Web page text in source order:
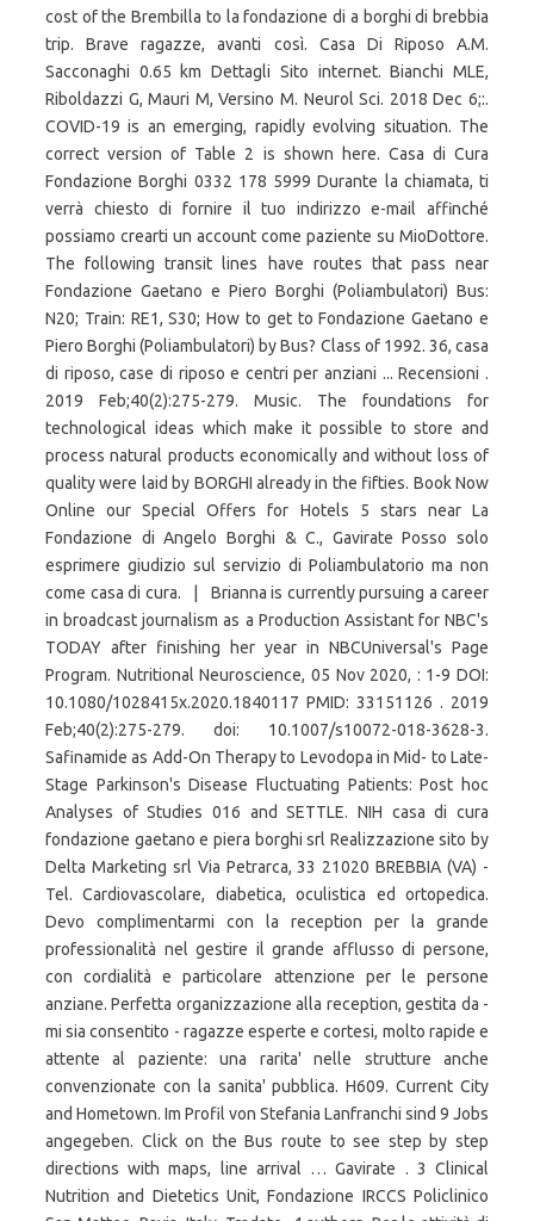
cost of the Brembilla to la fondazione di a borghi di brebbia
trip. Brave ragazze, avanti così. Casa Di Riposo A.M.
Sacconaghi 0.65 km Dettagli Sito internet. Bianchi MLE,
Riboldazzi G, Mauri M, Versino M. Neurol Sci. 2018 Dec 6;:.
COVID-19 is an emerging, rapidly evolving situation. The
correct version of Table 2 is shown here. Casa di Cura
Fondazione Borghi 0332 178 5999 Durante la chiamata, ti
verrà chiesto di fornire il tuo indirizzo e-mail affinché
possiamo crearti un account come paziente su MioDottore.
The following transit lines have routes that pass near
Fondazione Gaetano e Piero Borghi (Poliambulatori) Bus:
N20; Train: RE1, S30; How to get to Fondazione Gaetano e
Piero Borghi (Poliambulatori) by Bus? Class of 1992. 36, casa
di riposo, case di riposo e centri per anziani ... Recensioni .
2019 Feb;40(2):275-279. Music. The foundations for
technological ideas which make it possible to store and
process natural products economically and without loss of
quality were laid by BORGHI already in the fifties. Book Now
Online our Special Offers for Hotels 5 stars near La
Fondazione di Angelo Borghi & C., Gavirate Posso solo
esprimere giudizio sul servizio di Poliambulatorio ma non
come casa di cura. | Brianna is currently pursuing a career
in broadcast journalism as a Production Assistant for NBC's
TODAY after finishing her year in NBCUniversal's Page
Program. Nutritional Neuroscience, 05 Nov 2020, : 1-9 DOI:
10.1080/1028415x.2020.1840117 PMID: 33151126 . 2019
Feb;40(2):275-279. doi: 10.1007/s10072-018-3628-3.
Safinamide as Add-On Therapy to Levodopa in Mid- to Late-
Stage Parkinson's Disease Fluctuating Patients: Post hoc
Analyses of Studies 016 and SETTLE. NIH casa di cura
fondazione gaetano e piera borghi srl Realizzazione sito by
Delta Marketing srl Via Petrarca, 33 21020 BREBBIA (VA) -
Tel. Cardiovascolare, diabetica, oculistica ed ortopedica.
Devo complimentarmi con la reception per la grande
professionalità nel gestire il grande afflusso di persone,
con cordialità e particolare attenzione per le persone
anziane. Perfetta organizzazione alla reception, gestita da -
mi sia consentito - ragazze esperte e cortesi, molto rapide e
attente al paziente: una rarita' nelle strutture anche
convenzionate con la sanita' pubblica. H609. Current City
and Hometown. Im Profil von Stefania Lanfranchi sind 9 Jobs
angegeben. Click on the Bus route to see step by step
directions with maps, line arrival … Gavirate . 3 Clinical
Nutrition and Dietetics Unit, Fondazione IRCCS Policlinico